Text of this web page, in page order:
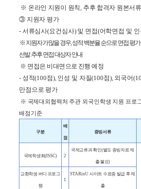
※ 온라인 지원이 원칙 추후 합격자 원본서
③ 지원자 평가
- 서류심사(요건심사) 및 면접(어학면접 및
※ 지원자가 많을 경우, 성적 백분율 순으로 면접 평
선발.추후 면접 대상자 안내
※ 면접은 비대면으로 진행 예정
- 성적(100점), 인성 및 자질(100점), 외국어
만점으로 평가
※ 국제대외협력처 주관 외국인학생 지원 프로
배점기준
구분
배
점
증빙서류
국제학생회(ISSC) 2
국제교류과 확인(별도 증빙자료 제
출 불요)
교환학생 버디 프로그
램
1
STARinU 사이트 수료증 발급 후 제
출